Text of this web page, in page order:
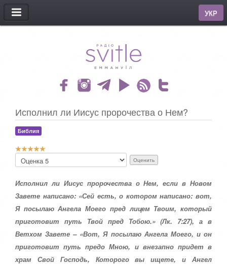
МЕНЮ
УКР
Исполнил ли Иисус пророчества о Нем?
Библия
Р
й
и
н
г
:
5
/
о
а
л
й
с
т
а
,
о
Исполнил ли Иисус пророчества о Нем, если в Новом
Завете написано: «Сей есть, о котором написано: вот,
Я посылаю Ангела Моего пред лицем Твоим, который
приготовит путь Твой пред Тобою.» (Лк. 7:27), а в
Ветхом Завете – «Вот, Я посылаю Ангела Моего, и он
приготовит путь предо Мною, и внезапно придет в
храм Свой Господь, Которого вы ищете, и Ангел